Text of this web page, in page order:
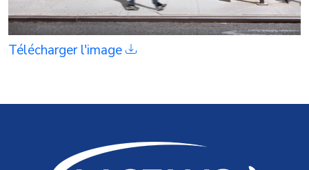
Télécharger l'image